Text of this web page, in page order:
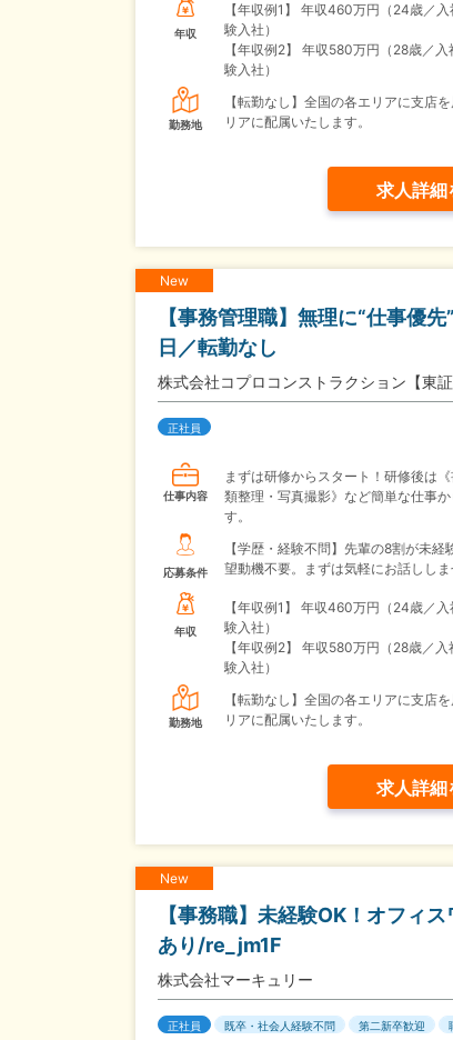
年収
【年収例1】
年収460万円（24歳／入
験入社）
【年収例2】
年収580万円（28歳／入
験入社）
勤務地
【転勤なし】全国の各エリアに支店
リアに配属いたします。
求人詳細
New
【事務管理職】無理に“仕事優
日／転勤なし
株式会社コプロコンストラクション【東
正社員
仕事内容
まずは研修からスタート！研修後は
類整理・写真撮影》など簡単な仕事か
す。
応募条件
【学歴・経験不問】先輩の8割が未経
望動機不要。まずは気軽にお話ししま
年収
【年収例1】
年収460万円（24歳／入
験入社）
【年収例2】
年収580万円（28歳／入
験入社）
勤務地
【転勤なし】全国の各エリアに支店
リアに配属いたします。
求人詳細
New
【事務職】未経験OK！オフィ
あり/re_jm1F
株式会社マーキュリー
正社員 既卒・社会人経験不問 第二新卒歓迎